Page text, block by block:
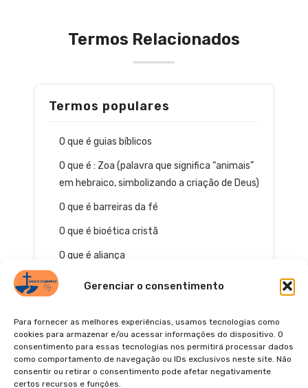
Gerenciar o consentimento
Para fornecer as melhores experiências, usamos tecnologias como
cookies para armazenar e/ou acessar informações do dispositivo. O
consentimento para essas tecnologias nos permitirá processar dados
como comportamento de navegação ou IDs exclusivos neste site. Não
consentir ou retirar o consentimento pode afetar negativamente
certos recursos e funções.
Termos Relacionados
Termos populares
O que é guias bíblicos
O que é : Zoa (palavra que significa “animais”
em hebraico, simbolizando a criação de Deus)
O que é barreiras da fé
O que é bioética cristã
O que é aliança